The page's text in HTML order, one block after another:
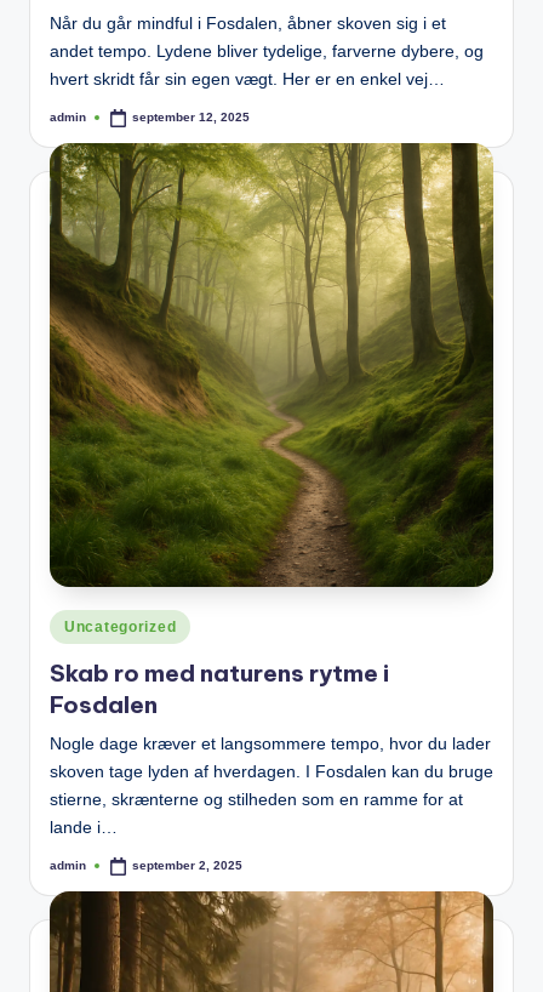
Når du går mindful i Fosdalen, åbner skoven sig i et
andet tempo. Lydene bliver tydelige, farverne dybere, og
hvert skridt får sin egen vægt. Her er en enkel vej…
Posted
admin september 12, 2025
Posted
in
Uncategorized
Skab ro med naturens rytme i
Fosdalen
Nogle dage kræver et langsommere tempo, hvor du lader
skoven tage lyden af hverdagen. I Fosdalen kan du bruge
stierne, skrænterne og stilheden som en ramme for at
lande i…
Posted
admin september 2, 2025